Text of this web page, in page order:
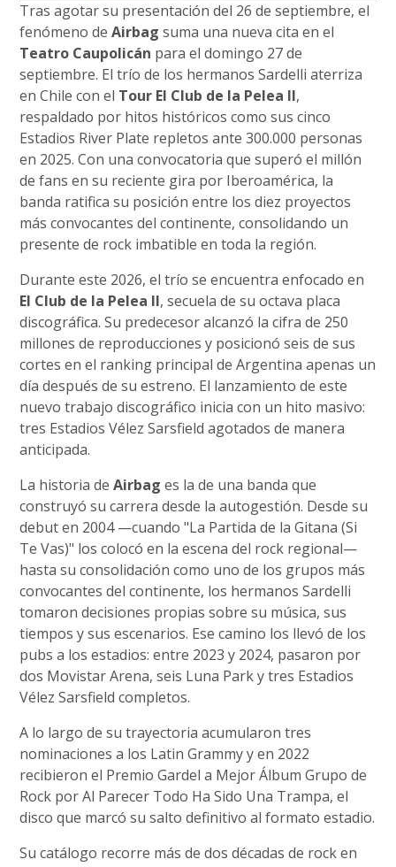
Tras agotar su presentación del 26 de septiembre, el
fenómeno deAirbag suma una nueva cita en el
Teatro Caupolicán para el domingo 27 de
septiembre. El trío de los hermanos Sardelli aterriza
en Chile con el Tour El Club de la Pelea II,
respaldado por hitos históricos como sus cinco
Estadios River Plate repletos ante 300.000 personas
en 2025. Con una convocatoria que superó el millón
de fans en su reciente gira por Iberoamérica, la
banda ratifica su posición entre los diez proyectos
más convocantes del continente, consolidando un
presente de rock imbatible en toda la región.
Durante este 2026, el trío se encuentra enfocado en
El Club de la Pelea II, secuela de su octava placa
discográfica. Su predecesor alcanzó la cifra de 250
millones de reproducciones y posicionó seis de sus
cortes en el ranking principal de Argentina apenas un
día después de su estreno. El lanzamiento de este
nuevo trabajo discográfico inicia con un hito masivo:
tres Estadios Vélez Sarsfield agotados de manera
anticipada.
La historia deAirbag es la de una banda que
construyó su carrera desde la autogestión. Desde su
debut en 2004 —cuando "La Partida de la Gitana (Si
Te Vas)" los colocó en la escena del rock regional—
hasta su consolidación como uno de los grupos más
convocantes del continente, los hermanos Sardelli
tomaron decisiones propias sobre su música, sus
tiempos y sus escenarios. Ese camino los llevó de los
pubs a los estadios: entre 2023 y 2024, pasaron por
dos Movistar Arena, seis Luna Park y tres Estadios
Vélez Sarsfield completos.
A lo largo de su trayectoria acumularon tres
nominaciones a los Latin Grammy y en 2022
recibieron el Premio Gardel a Mejor Álbum Grupo de
Rock por Al Parecer Todo Ha Sido Una Trampa, el
disco que marcó su salto definitivo al formato estadio.
Su catálogo recorre más de dos décadas de rock en